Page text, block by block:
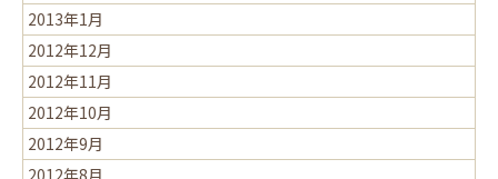
2013年1月
2012年12月
2012年11月
2012年10月
2012年9月
2012年8月